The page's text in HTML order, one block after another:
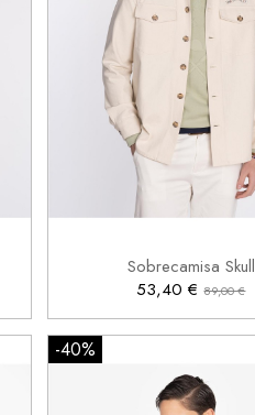
Sobrecamisa Skull
53,40 €89,00 €
2XL
 Añadir al carrito
-40%